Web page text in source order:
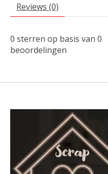
Reviews (0)
0 sterren op basis van 0
beoordelingen